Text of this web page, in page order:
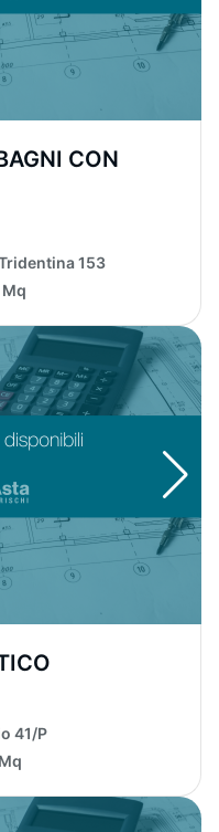
CON
153
41/P